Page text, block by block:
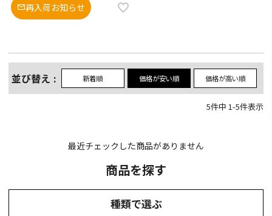
再入荷お知らせ
並び替え 新着順 価格が安い順 価格が高い順
5件中 1-5件表示
最近チェックした商品がありません
商品を探す
種類で選ぶ